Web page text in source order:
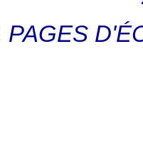
PAGES